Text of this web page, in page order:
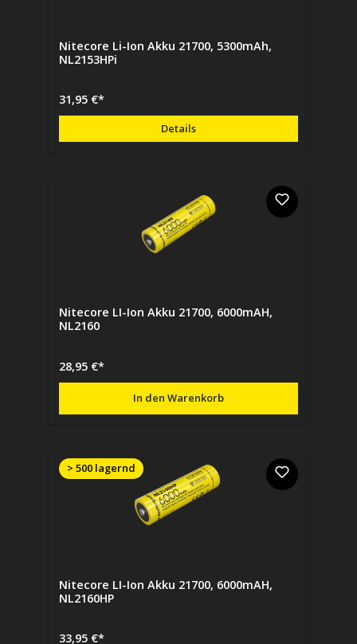
Nitecore Li-Ion Akku 21700, 5300mAh,
NL2153HPi
31,95 €*
Details
Nitecore LI-Ion Akku 21700, 6000mAH,
NL2160
28,95 €*
In den Warenkorb
> 500 lagernd
Nitecore LI-Ion Akku 21700, 6000mAH,
NL2160HP
33,95 €*